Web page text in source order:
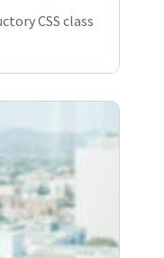
CSS class